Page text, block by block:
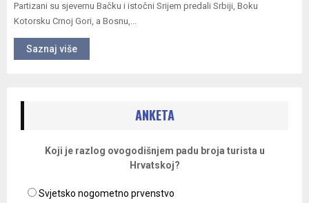
Partizani su sjevernu Bačku i istočni Srijem predali Srbiji, Boku
Kotorsku Crnoj Gori, a Bosnu,...
Saznaj više
ANKETA
Koji je razlog ovogodišnjem padu broja turista u
Hrvatskoj?
Svjetsko nogometno prvenstvo